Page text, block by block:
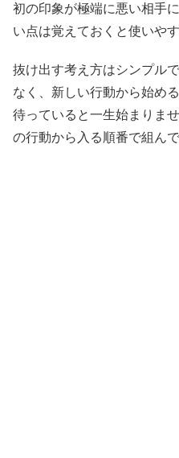
初の印象が極端に悪い相手
い点は覚えておくと使いや
抜け出す考え方はシンプル
なく、新しい行動から始め
待っていると一生始まりま
の行動から入る順番で組んで